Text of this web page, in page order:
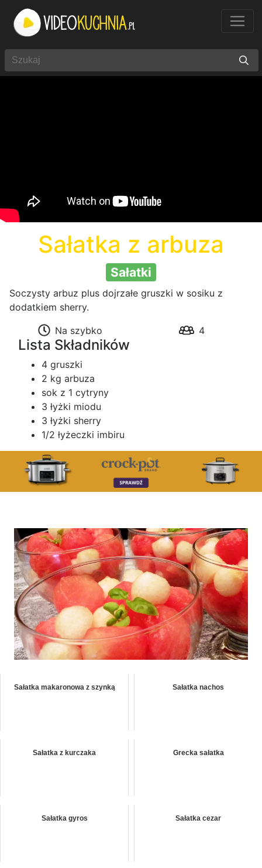
Sałatka z arbuza
Sałatki
Soczysty arbuz plus dojrzałe gruszki w sosiku z
dodatkiem sherry.
Na szybko
4
Lista Składników
4 gruszki
2 kg arbuza
sok z 1 cytryny
3 łyżki miodu
3 łyżki sherry
1/2 łyżeczki imbiru
Sałatka makaronowa z szynką Sałatka nachos
Sałatka z kurczaka Grecka sałatka
Sałatka gyros Sałatka cezar